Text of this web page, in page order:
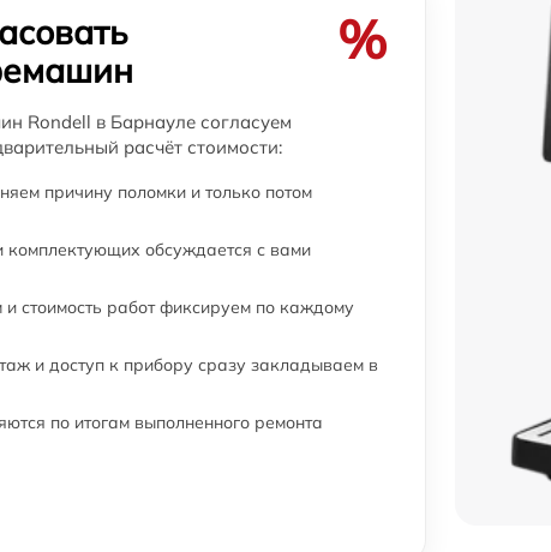
%
Rondell в Барнауле согласуем
расчёт стоимости:
причину поломки и только потом
комплектующих обсуждается с вами
и стоимость работ фиксируем по каждому
и доступ к прибору сразу закладываем в
по итогам выполненного ремонта